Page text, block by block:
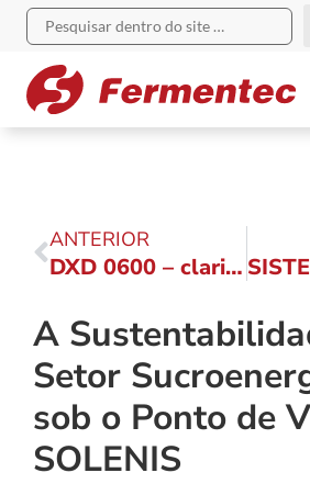
ANTERIOR
DXD 0600 – clarificante de caldo: substitui 100% o uso de ácido fosfórico
A
Setor
sob o Ponto de
SOLENIS